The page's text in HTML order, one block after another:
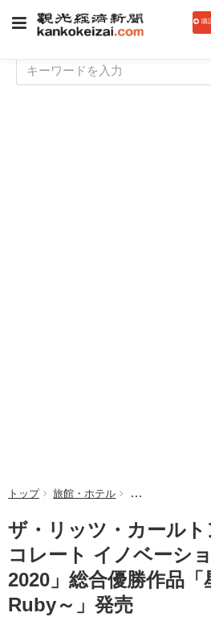
購
トップ 旅館・ホテル ザ・リッツ・カ
ザ・リッツ・カールト
コレート イノベーシ
2020」総合優勝作品
Ruby～」発売